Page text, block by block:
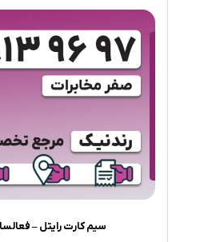
سیم کارت رایتل –